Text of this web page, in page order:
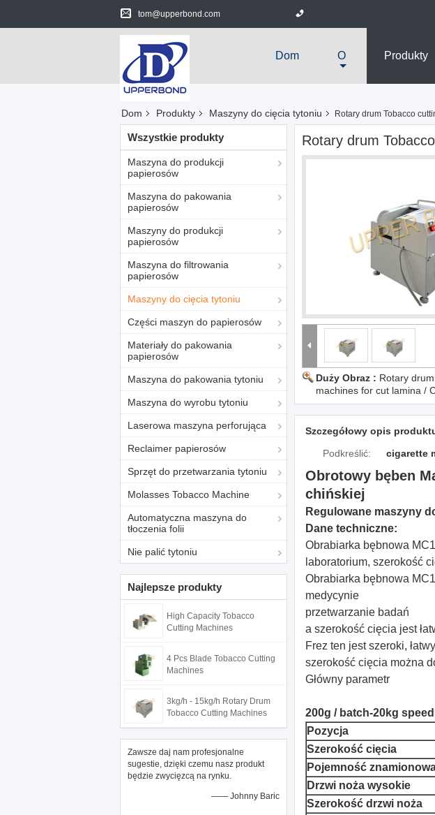
tom@upperbond.com
Dom O Produkty
Dom Produkty Maszyny do cięcia tytoniu Rotary drum Tobacco
Wszystkie produkty
Maszyna do produkcji
papierosów
Maszyna do pakowania
papierosów
Maszyny do produkcji
papierosów
Maszyna do filtrowania
papierosów
Maszyny do cięcia tytoniu
Części maszyn do papierosów
Materiały do ​​pakowania
papierosów
Maszyna do pakowania tytoniu
Maszyna do wyrobu tytoniu
Laserowa maszyna perforująca
Reclaimer papierosów
Sprzęt do przetwarzania tytoniu
Molasses Tobacco Machine
Automatyczna maszyna do
tłoczenia folii
Nie palić tytoniu
Najlepsze produkty
High Capacity Tobacco
Cutting Machines
4 Pcs Blade Tobacco Cutting
Machines
3kg/h - 15kg/h Rotary Drum
Tobacco Cutting Machines
Zawsze daj nam profesjonalne
sugestie, dzięki czemu nasz produkt
będzie zwycięzcą na rynku.
—— Johnny Baric
Rotary drum
Duży Obraz : Rotary
machines for cut lamina /
Szczegółowy opis
Podkreślić:
cigarette
Obrotowy bęben
chińskiej
Regulowane maszyny
Dane techniczne:
Obrabiarka bębnowa
laboratorium, szerokość
Obrabiarka bębnowa
medycynie
przetwarzanie badań
a szerokość cięcia jest
Frez ten jest szeroki,
szerokość cięcia można
Główny parametr
200g / batch-20kg
Pozycja
Szerokość cięcia
Pojemność
Drzwi noża wysokie
Szerokość drzwi noża